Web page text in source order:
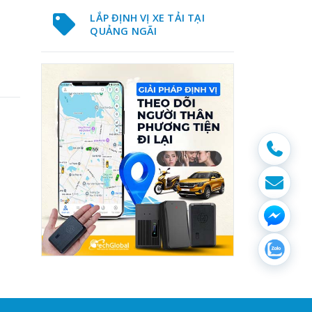
LẮP ĐỊNH VỊ XE TẢI TẠI
QUẢNG NGÃI